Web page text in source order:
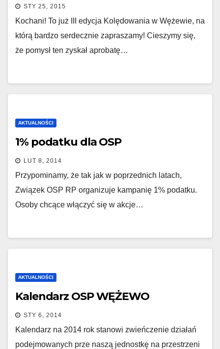
STY 25, 2015
Kochani! To już III edycja Kolędowania w Wężewie, na
którą bardzo serdecznie zapraszamy! Cieszymy się,
że pomysł ten zyskał aprobatę…
AKTUALNOŚCI
1% podatku dla OSP
LUT 8, 2014
Przypominamy, że tak jak w poprzednich latach,
Związek OSP RP organizuje kampanię 1% podatku.
Osoby chcące włączyć się w akcje…
AKTUALNOŚCI
Kalendarz OSP WĘŻEWO
STY 6, 2014
Kalendarz na 2014 rok stanowi zwieńczenie działań
podejmowanych prze naszą jednostkę na przestrzeni